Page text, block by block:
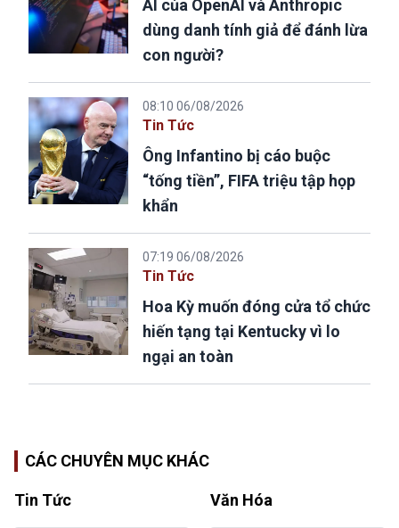
AI của OpenAI và Anthropic
dùng danh tính giả để đánh lừa
con người?
08:10 06/08/2026
Tin Tức
Ông Infantino bị cáo buộc
“tống tiền”, FIFA triệu tập họp
khẩn
07:19 06/08/2026
Tin Tức
Hoa Kỳ muốn đóng cửa tổ chức
hiến tạng tại Kentucky vì lo
ngại an toàn
CÁC CHUYÊN MỤC KHÁC
Tin Tức Văn Hóa